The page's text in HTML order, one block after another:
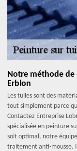
Notre méthode de
Erblon
Les tuiles sont des
tout simplement parce
Contactez Entreprise
spécialisée en peinture
soit optimal, notre
traitement anti-mousse.